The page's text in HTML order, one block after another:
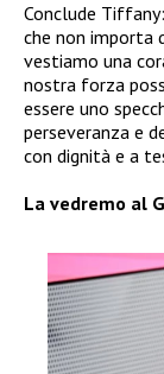
Conclude
che non importa
vestiamo una
nostra forza
essere uno
perseveranza e
con dignità e a
La vedremo al